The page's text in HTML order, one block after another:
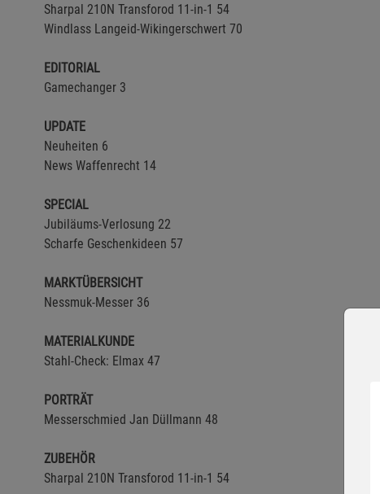
Sharpal 210N Transforod 11-in-1 54
Windlass Langeid-Wikingerschwert 70
EDITORIAL
Gamechanger 3
UPDATE
Neuheiten 6
News Waffenrecht 14
SPECIAL
Jubiläums-Verlosung 22
Scharfe Geschenkideen 57
MARKTÜBERSICHT
Nessmuk-Messer 36
MATERIALKUNDE
Stahl-Check: Elmax 47
PORTRÄT
Messerschmied Jan Düllmann 48
ZUBEHÖR
Sharpal 210N Transforod 11-in-1 54